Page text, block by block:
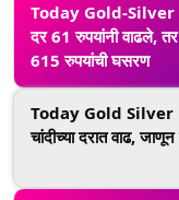
Today Gold-Silver
दर 61 रुपयांनी वाढले, तर
615 रुपयांची घसरण
Today Gold Silver
चांदीच्या दरात वाढ,